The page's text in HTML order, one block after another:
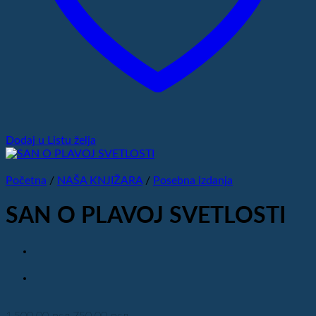
Dodaj u Listu želja
Početna / NAŠA KNJIŽARA / Posebna izdanja
SAN O PLAVOJ SVETLOSTI